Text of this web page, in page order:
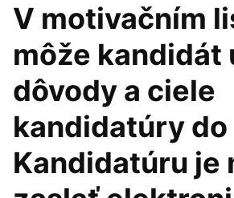
V motivačním
môže kandidát
dôvody a ciele
kandidatúry do
Kandidatúru je